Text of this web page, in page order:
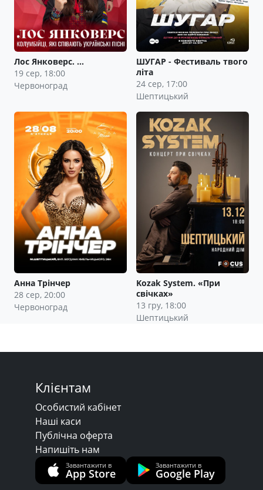
Лос Янковерс. …
19 сер, 18:00
Червоноград
ШУГАР - Фестиваль твого
літа
24 сер, 17:00
Шептицький
Анна Трінчер
28 сер, 20:00
Червоноград
Kozak System. «При
свічках»
13 гру, 18:00
Шептицький
Клієнтам
Особистий кабінет
Наші каси
Публічна оферта
Напишіть нам
Завантажити в
App Store
Завантажити в
Google Play